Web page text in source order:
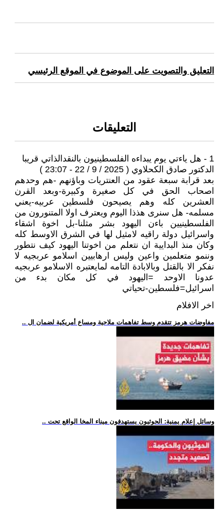
التعليق والتصويت على الموضوع في الموقع الرئيسي
التعليقات
1 - هل ياءتي يوم يبداءه الفلسطينيون بالنقدالذاتي قريبا
الدكتور صادق الكحلاوي ( 2025 / 9 / 22 - 23:07 )
بعد قرابة سبعة عقود من العنتريات وباؤنهم -هم وحدهم
اصحاب الحق في كل صغيرة وكبيرة-وبعد القرن
العشرين كله وهم يصيحون فلسطين عربيه-يعني
مسلمه- هل سنرى هذذا اليوم ويعترف اولا المتنورون من
الفلسطينيين باءن اليهود بشر مثلنا-بل اخوة اشقاء
واسرائيل دولة راقيه لامثيل لها في الشرق الاوسط كله
وكان منذ البدايية ان نتعلم من اخوتنا اليهود كيف نتطور
وننمو متعلمين واعين وليس ارهابيين اسلامو عربجيه لا
نفكر الا بالقتل وبالابادة التامه لمايعتبره الاسلامو عربجيه
عدونا الاوحد =اليهود في كل مكان بدء من
اسرائيل=فلسطين-تحياتي
اخر الافلام
.. مفاوضات هرمز تتقدم وسط تفاهمات ملاحية ومساع أمريكية لضمان ال
.. وسائل إعلام يمنية: الحوثيون يستهدفون ميناء المخا الواقع تحت